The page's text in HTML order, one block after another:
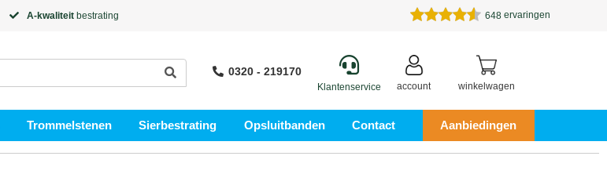
A-kwaliteit bestrating 648 ervaringen
0320 - 219170
Klantenservice account winkelwagen
Trommelstenen Sierbestrating Opsluitbanden Contact Aanbiedingen